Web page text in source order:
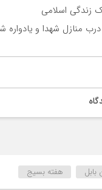
زندگی اسلامی
منازل شهدا و یادواره
هفته بسیج